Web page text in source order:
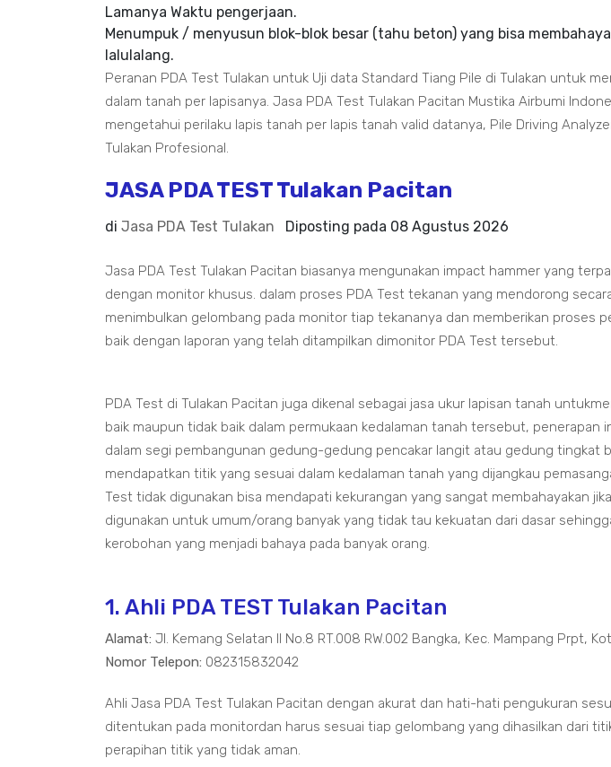
Lamanya Waktu pengerjaan.
Menumpuk / menyusun blok-blok besar (tahu beton) yang bisa
lalulalang.
Peranan PDA Test Tulakan untuk Uji data Standard Tiang Pile di Tulakan untuk
dalam tanah per lapisanya. Jasa PDA Test Tulakan Pacitan Mustika Airbumi
mengetahui perilaku lapis tanah per lapis tanah valid datanya, Pile Driving
Tulakan Profesional.
JASA PDA TEST Tulakan Pacitan
di Jasa PDA Test Tulakan Diposting pada 08 Agustus 2026
Jasa PDA Test Tulakan Pacitan biasanya mengunakan impact hammer yang
dengan monitor khusus. dalam proses PDA Test tekanan yang mendorong
menimbulkan gelombang pada monitor tiap tekananya dan memberikan proses
baik dengan laporan yang telah ditampilkan dimonitor PDA Test tersebut.
PDA Test di Tulakan Pacitan juga dikenal sebagai jasa ukur lapisan tanah
baik maupun tidak baik dalam permukaan kedalaman tanah tersebut, penerapan
dalam segi pembangunan gedung-gedung pencakar langit atau gedung tingkat
mendapatkan titik yang sesuai dalam kedalaman tanah yang dijangkau
Test tidak digunakan bisa mendapati kekurangan yang sangat membahayakan
digunakan untuk umum/orang banyak yang tidak tau kekuatan dari dasar
kerobohan yang menjadi bahaya pada banyak orang.
1. Ahli PDA TEST Tulakan Pacitan
Alamat: Jl. Kemang Selatan II No.8 RT.008 RW.002 Bangka, Kec. Mampang Prpt,
Nomor Telepon: 082315832042
Ahli Jasa PDA Test Tulakan Pacitan dengan akurat dan hati-hati pengukuran
ditentukan pada monitordan harus sesuai tiap gelombang yang dihasilkan dari
perapihan titik yang tidak aman.